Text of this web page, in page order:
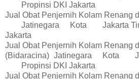
Propinsi DKI Jakarta
Jual Obat Penjernih Kolam Renang
Jatinegara
Kota Jakarta
Jakarta
Jual Obat Penjernih Kolam Renang
(Bidaracina) Jatinegara Kota
Propinsi DKI Jakarta
Jual Obat Penjernih Kolam Renang